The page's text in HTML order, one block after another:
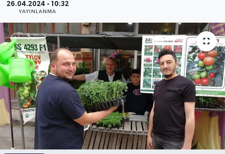
26.04.2024 - 10:32
YAYINLANMA
SPOR
YAŞAM